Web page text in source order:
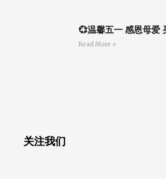
💞温馨五一 感恩母爱
Read More »
关注我们